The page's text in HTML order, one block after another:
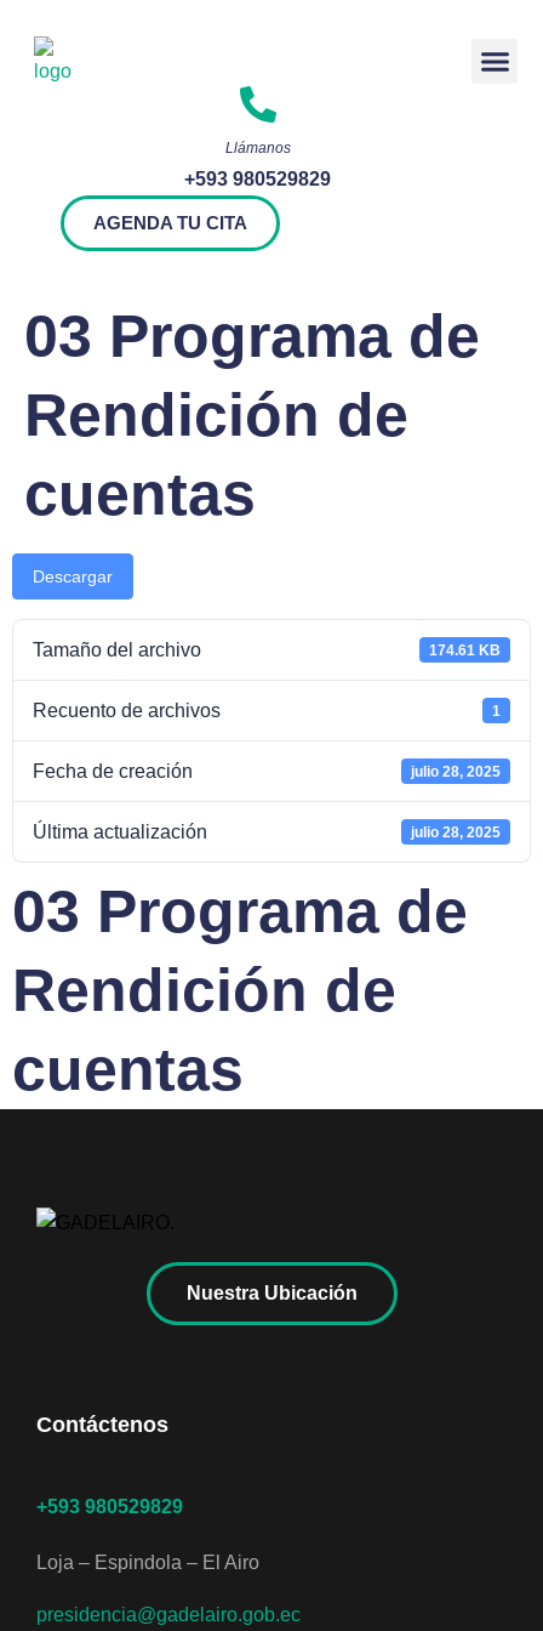
Llámanos
+593 980529829
AGENDA TU CITA
03 Programa de
Rendición de
cuentas
Descargar
Tamaño del archivo 174.61 KB
Recuento de archivos 1
Fecha de creación julio 28, 2025
Última actualización julio 28, 2025
03 Programa de
Rendición de
cuentas
Nuestra Ubicación
Contáctenos
+593 980529829
Loja – Espindola – El Airo
presidencia@gadelairo.gob.ec